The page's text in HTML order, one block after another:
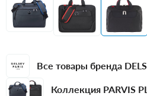
Все товары бренда
Коллекция PARVIS